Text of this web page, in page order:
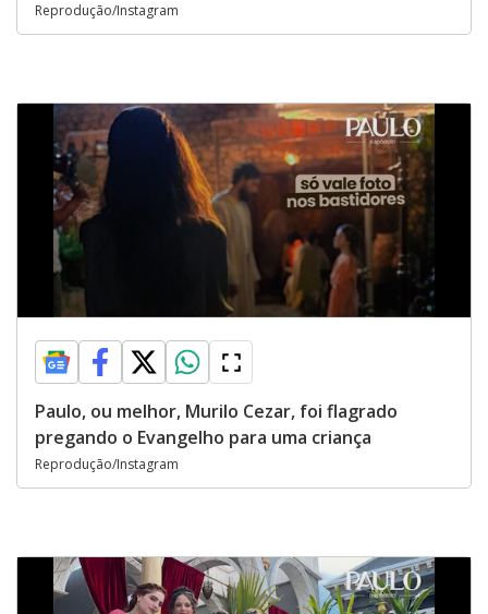
Reprodução/Instagram
Paulo, ou melhor, Murilo Cezar, foi flagrado
pregando o Evangelho para uma criança
Reprodução/Instagram